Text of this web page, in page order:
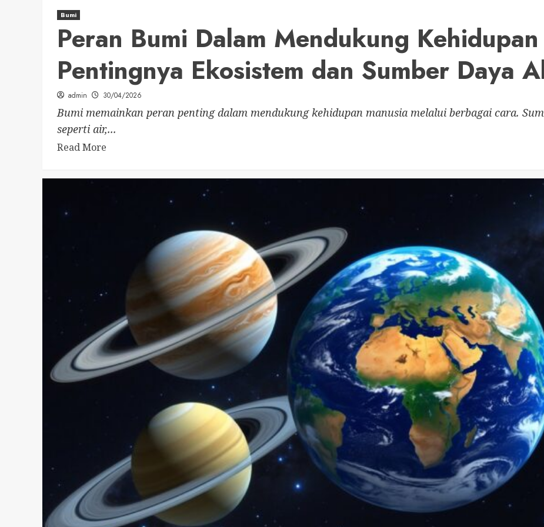
Bumi
Peran Bumi Dalam Mendukung
Pentingnya Ekosistem dan Sumber Daya
admin 30/04/2026
Bumi memainkan peran penting dalam mendukung kehidupan manusia melalui berbagai cara.
seperti air,...
Read More